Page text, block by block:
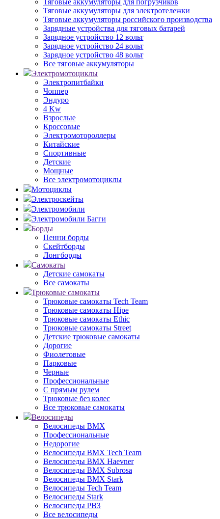
Тяговые аккумуляторы для погрузчиков
Тяговые аккумуляторы для электротележки
Тяговые аккумуляторы российского производства
Зарядные устройства для тяговых батарей
Зарядное устройство 12 вольт
Зарядное устройство 24 вольт
Зарядное устройство 48 вольт
Все тяговые аккумуляторы
Электромотоциклы
Электропитбайки
Чоппер
Эндуро
4 Kw
Взрослые
Кроссовые
Электромотороллеры
Китайские
Спортивные
Детские
Мощные
Все электромотоциклы
Мотоциклы
Электроскейты
Электромобили
Электромобили Багги
Борды
Пенни борды
Скейтборды
Лонгборды
Самокаты
Детские самокаты
Все самокаты
Трюковые самокаты
Трюковые самокаты Tech Team
Трюковые самокаты Hipe
Трюковые самокаты Ethic
Трюковые самокаты Street
Детские трюковые самокаты
Дорогие
Фиолетовые
Парковые
Черные
Профессиональные
С прямым рулем
Трюковые без колес
Все трюковые самокаты
Велосипеды
Велосипеды BMX
Профессиональные
Недорогие
Велосипеды BMX Tech Team
Велосипеды BMX Haevner
Велосипеды BMX Subrosa
Велосипеды BMX Stark
Велосипеды Tech Team
Велосипеды Stark
Велосипеды РВЗ
Все велосипеды